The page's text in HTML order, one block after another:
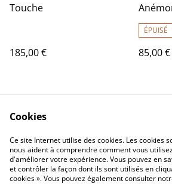
Touche
185,00 €
ÉPUISÉ
85,00 €
Contact Us
Privacy Policy
Cookies
Ce site Internet utilise des cookies. Les cookies
nous aident à comprendre comment vous
d'améliorer votre expérience. Vous pouvez en
et contrôler la façon dont ils sont utilisés en
cookies ». Vous pouvez également consulter